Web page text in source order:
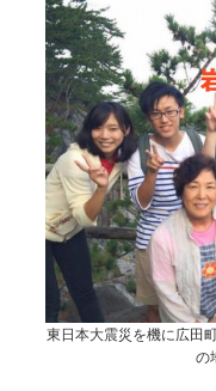
東日本大震災を機に広田
の